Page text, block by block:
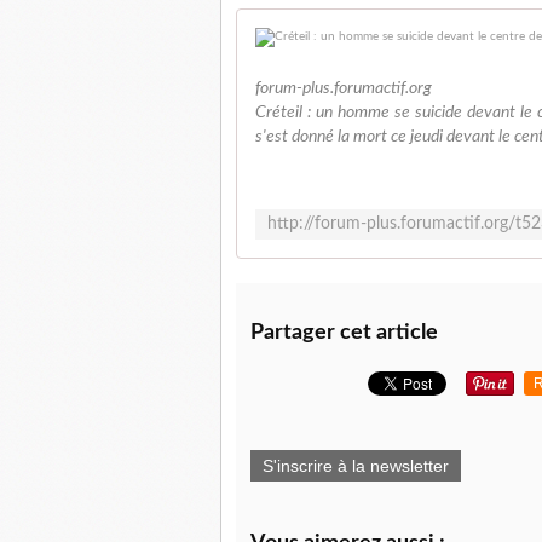
forum-plus.forumactif.org
Créteil : un homme se suicide devant le
s'est donné la mort ce jeudi devant le
Partager cet article
S'inscrire à la newsletter